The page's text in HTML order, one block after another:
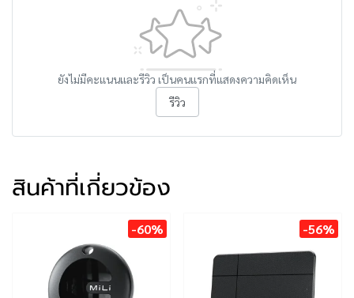
ยังไม่มีคะแนนและรีวิว เป็นคนแรกที่แสดงความคิดเห็น
รีวิว
สินค้าที่เกี่ยวข้อง
-60% -56%